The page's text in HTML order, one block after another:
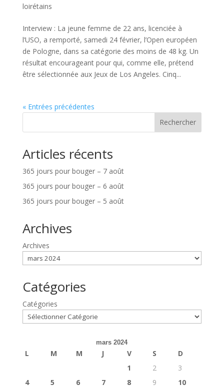
loirétains
Interview : La jeune femme de 22 ans, licenciée à
l’USO, a remporté, samedi 24 février, l’Open européen
de Pologne, dans sa catégorie des moins de 48 kg. Un
résultat encourageant pour qui, comme elle, prétend
être sélectionnée aux Jeux de Los Angeles. Cinq...
« Entrées précédentes
Rechercher
Articles récents
365 jours pour bouger – 7 août
365 jours pour bouger – 6 août
365 jours pour bouger – 5 août
Archives
Archives
Catégories
Catégories
mars 2024
L M M J V S
D
1
2
3
4
5 6 7 8 9 10